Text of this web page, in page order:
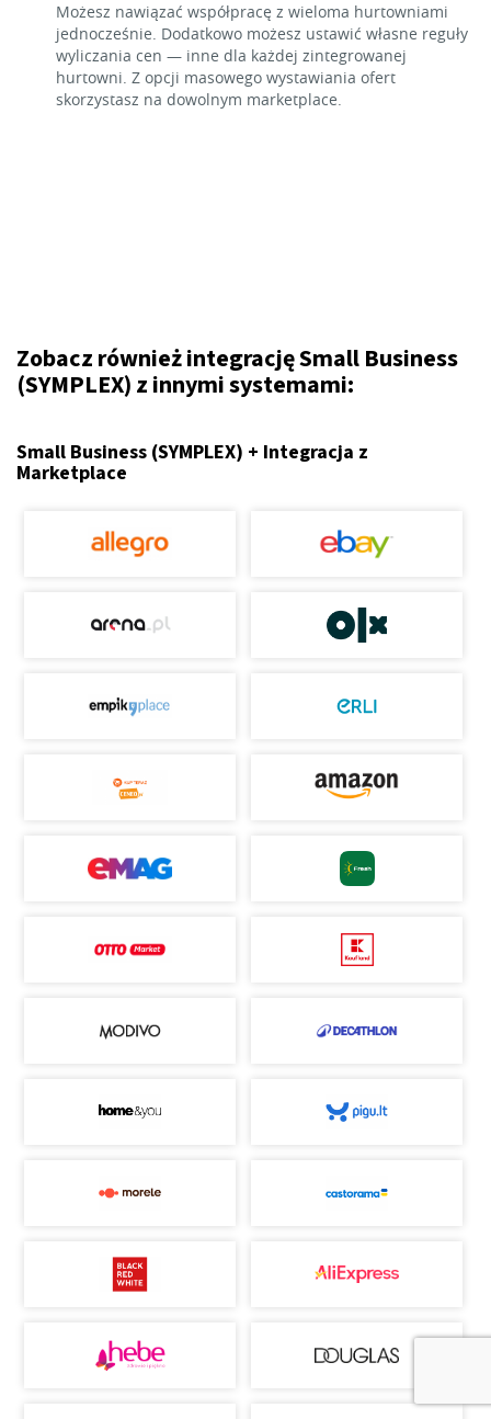
Możesz nawiązać współpracę z wieloma hurtowniami
jednocześnie. Dodatkowo możesz ustawić własne reguły
wyliczania cen — inne dla każdej zintegrowanej
hurtowni. Z opcji masowego wystawiania ofert
skorzystasz na dowolnym marketplace.
Zobacz również integrację Small Business
(SYMPLEX) z innymi systemami:
Small Business (SYMPLEX) + Integracja z
Marketplace